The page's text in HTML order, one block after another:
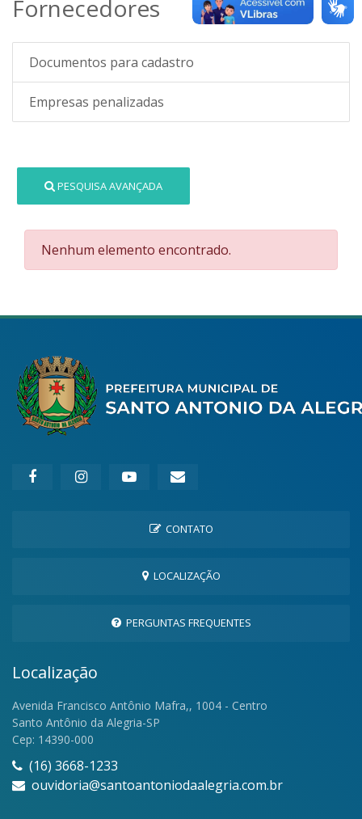
Fornecedores
Documentos para cadastro
Empresas penalizadas
PESQUISA AVANÇADA
Nenhum elemento encontrado.
CONTATO
LOCALIZAÇÃO
PERGUNTAS FREQUENTES
Localização
Avenida Francisco Antônio Mafra,, 1004 - Centro
Santo Antônio da Alegria-SP
Cep: 14390-000
(16) 3668-1233
ouvidoria@santoantoniodaalegria.com.br